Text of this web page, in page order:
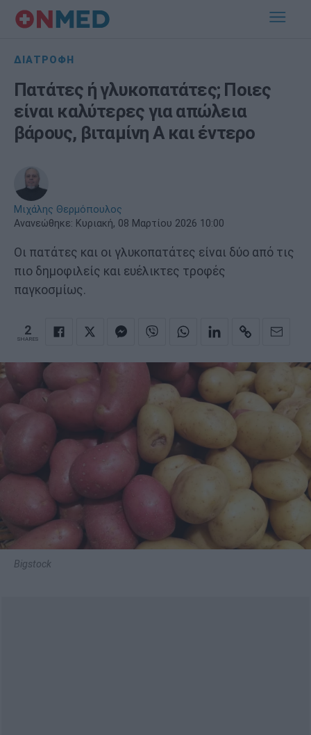
ΔΙΑΤΡΟΦΗ
Πατάτες ή γλυκοπατάτες; Ποιες
είναι καλύτερες για απώλεια
βάρους, βιταμίνη Α και έντερο
Μιχάλης Θερμόπουλος
Ανανεώθηκε: Κυριακή, 08 Μαρτίου 2026 10:00
Οι πατάτες και οι γλυκοπατάτες είναι δύο από τις
πιο δημοφιλείς και ευέλικτες τροφές
παγκοσμίως.
2
SHARES
Bigstock